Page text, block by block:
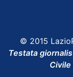
© 2015
Testata
Civile